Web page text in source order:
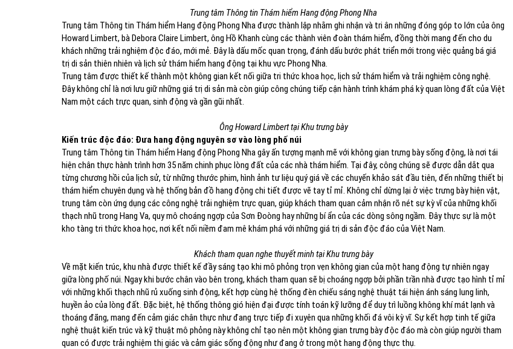
Trung tâm Thông tin Thám hiểm Hang động Phong Nha
Trung tâm Thông tin Thám hiểm Hang động Phong Nha được thành lập nhằm ghi nhận và tri ân những đóng góp to lớn của ông
Howard Limbert, bà Debora Claire Limbert, ông Hồ Khanh cùng các thành viên đoàn thám hiểm, đồng thời mang đến cho du
khách những trải nghiệm độc đáo, mới mẻ. Đây là dấu mốc quan trọng, đánh dấu bước phát triển mới trong việc quảng bá giá
trị di sản thiên nhiên và lịch sử thám hiểm hang động tại khu vực Phong Nha.
Trung tâm được thiết kế thành một không gian kết nối giữa tri thức khoa học, lịch sử thám hiểm và trải nghiệm công nghệ.
Đây không chỉ là nơi lưu giữ những giá trị di sản mà còn giúp công chúng tiếp cận hành trình khám phá kỳ quan lòng đất của Việt
Nam một cách trực quan, sinh động và gần gũi nhất.
Ông Howard Limbert tại Khu trưng bày
Kiến trúc độc đáo: Đưa hang động nguyên sơ vào lòng phố núi
Trung tâm Thông tin Thám hiểm Hang động Phong Nha gây ấn tượng mạnh mẽ với không gian trưng bày sống động, là nơi tái
hiện chân thực hành trình hơn 35 năm chinh phục lòng đất của các nhà thám hiểm. Tại đây, công chúng sẽ được dẫn dắt qua
từng chương hồi của lịch sử, từ những thước phim, hình ảnh tư liệu quý giá về các chuyến khảo sát đầu tiên, đến những thiết bị
thám hiểm chuyên dụng và hệ thống bản đồ hang động chi tiết được vẽ tay tỉ mỉ. Không chỉ dừng lại ở việc trưng bày hiện vật,
trung tâm còn ứng dụng các công nghệ trải nghiệm trực quan, giúp khách tham quan cảm nhận rõ nét sự kỳ vĩ của những khối
thạch nhũ trong Hang Va, quy mô choáng ngợp của Sơn Đoòng hay những bí ẩn của các dòng sông ngầm. Đây thực sự là một
kho tàng tri thức khoa học, nơi kết nối niềm đam mê khám phá với những giá trị di sản độc đáo của Việt Nam.
Khách tham quan nghe thuyết minh tại Khu trưng bày
Về mặt kiến trúc, khu nhà được thiết kế đầy sáng tạo khi mô phỏng trọn vẹn không gian của một hang động tự nhiên ngay
giữa lòng phố núi. Ngay khi bước chân vào bên trong, khách tham quan sẽ bị choáng ngợp bởi phần trần nhà được tạo hình tỉ mỉ
với những khối thạch nhũ rủ xuống sinh động, kết hợp cùng hệ thống đèn chiếu sáng nghệ thuật tái hiện ánh sáng lung linh,
huyền ảo của lòng đất. Đặc biệt, hệ thống thông gió hiện đại được tính toán kỹ lưỡng để duy trì luồng không khí mát lạnh và
thoáng đãng, mang đến cảm giác chân thực như đang trực tiếp đi xuyên qua những khối đá vôi kỳ vĩ. Sự kết hợp tinh tế giữa
nghệ thuật kiến trúc và kỹ thuật mô phỏng này không chỉ tạo nên một không gian trưng bày độc đáo mà còn giúp người tham
quan có được trải nghiệm thị giác và cảm giác sống động như đang ở trong một hang động thực thụ.